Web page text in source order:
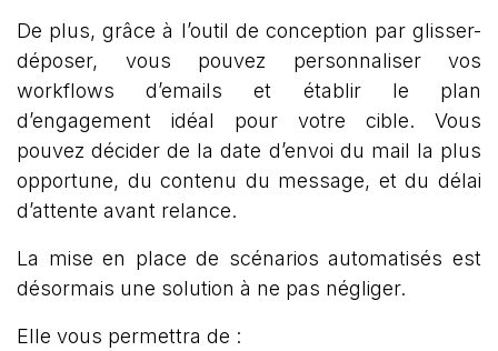
De plus, grâce à l’outil de conception par glisser-
déposer, vous pouvez personnaliser vos
workflows d’emails et établir le plan
d’engagement idéal pour votre cible. Vous
pouvez décider de la date d’envoi du mail la plus
opportune, du contenu du message, et du délai
d’attente avant relance.
La mise en place de scénarios automatisés est
désormais une solution à ne pas négliger.
Elle vous permettra de :